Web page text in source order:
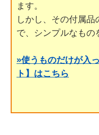
ます。
しかし、その付属
で、シンプルなもの
»使うものだけが入
ト】はこちら